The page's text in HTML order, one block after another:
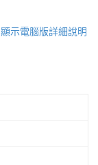
顯示電腦版詳細說明